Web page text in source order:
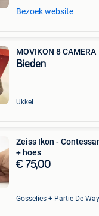
Bezoek website
MOVIKON 8 CAMERA
Bieden
Ukkel
Zeiss Ikon -
+ hoes
€ 75,00
Gosselies + Partie De